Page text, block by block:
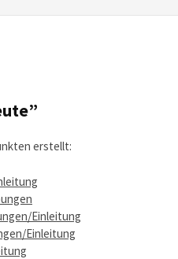
erstellt:
Einleitung
Einleitung